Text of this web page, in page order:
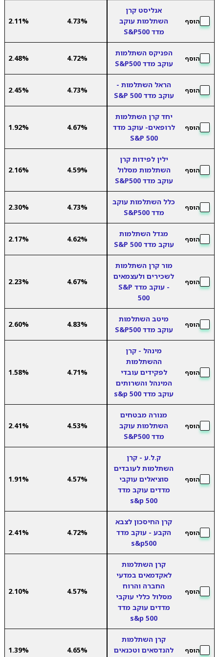
הוסף
אנליסט קרן
השתלמות עוקב
מדד S&P500
4.73%
2.11%
הוסף
הפניקס השתלמות
עוקב מדד S&P500
4.72%
2.48%
הוסף
הראל השתלמות -
עוקב מדד S&P 500
4.73%
2.45%
הוסף
יחד קרן השתלמות
לרופאים- עוקב מדד
S&P 500
4.67%
1.92%
הוסף
ילין לפידות קרן
השתלמות מסלול
עוקב מדד S&P500
4.59%
2.16%
הוסף
כלל השתלמות עוקב
מדד S&P500
4.73%
2.30%
הוסף
מגדל השתלמות
עוקב מדד S&P 500
4.62%
2.17%
הוסף
מור קרן השתלמות
לשכירים ולעצמאים
- עוקב מדד S&P
500
4.67%
2.23%
הוסף
מיטב השתלמות
עוקב מדד S&P500
4.83%
2.60%
הוסף
מינהל - קרן
ההשתלמות
לפקידים עובדי
המינהל והשרותים
עוקב מדד s&p 500
4.71%
1.58%
הוסף
מנורה מבטחים
השתלמות עוקב
מדד S&P500
4.53%
2.41%
הוסף
ק.ל.ע - קרן
השתלמות לעובדים
סוציאלים עוקבי
מדדים עוקב מדד
s&p 500
4.57%
1.91%
הוסף
קרן החיסכון לצבא
הקבע - עוקב מדד
s&p500
4.72%
2.41%
הוסף
קרן השתלמות
לאקדמאים במדעי
החברה והרוח
מסלול כללי עוקבי
מדדים עוקב מדד
s&p 500
4.57%
2.10%
הוסף
קרן השתלמות
להנדסאים וטכנאים
4.65%
1.39%